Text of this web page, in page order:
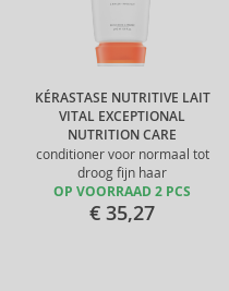
KÉRASTASE NUTRITIVE LAIT
VITAL EXCEPTIONAL
NUTRITION CARE
conditioner voor normaal tot
droog fijn haar
OP VOORRAAD 2 PCS
€ 35,27